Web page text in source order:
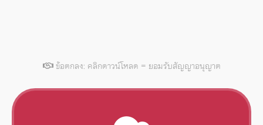
ข้อตกลง: คลิกดาวน์โหลด = ยอมรับสัญญาอนุญาต